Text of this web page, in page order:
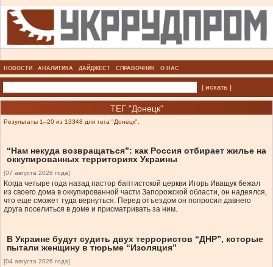
НОВОСТИ АНАЛИТИКА ДАЙДЖЕСТ СПРАВОЧНИК О НАС
| искать |
ТЕГ "Донецк"
Результаты 1–20 из 13348 для тега "Донецк".
“Нам некуда возвращаться”: как Россия отбирает жилье на
оккупированных территориях Украины
[07 августа 2026 года]
Когда четыре года назад пастор баптистской церкви Игорь Иващук бежал
из своего дома в оккупированной части Запорожской области, он надеялся,
что еще сможет туда вернуться. Перед отъездом он попросил давнего
друга поселиться в доме и присматривать за ним.
В Украине будут судить двух террористов “ДНР”, которые
пытали женщину в тюрьме “Изоляция”
[04 августа 2026 года]